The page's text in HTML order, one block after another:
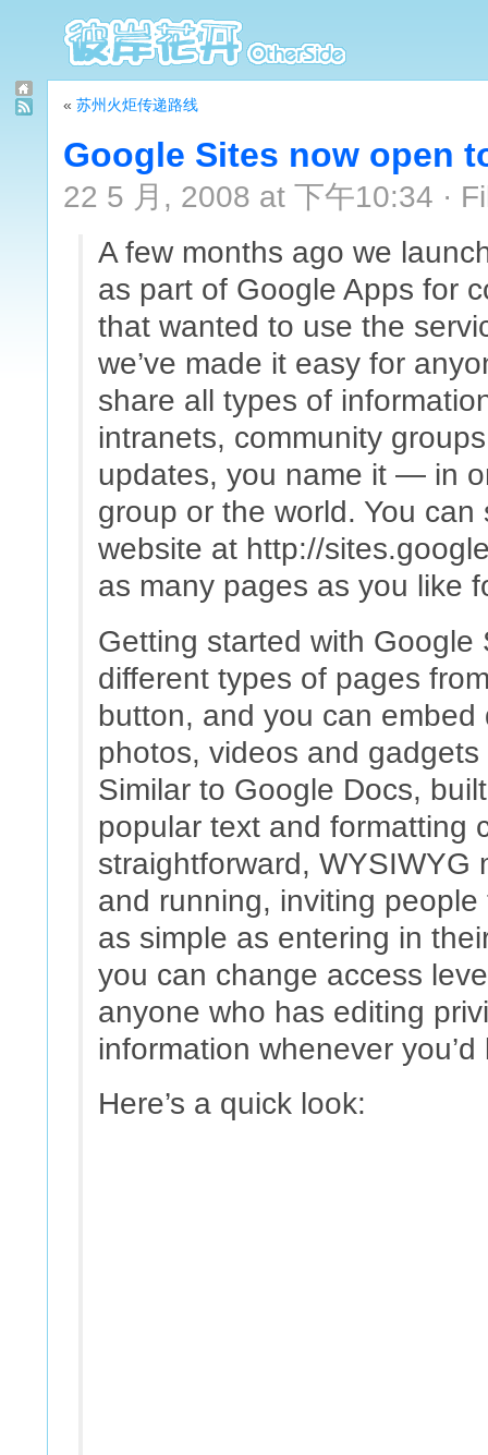
« 苏州火炬传递路线
Google Sites now open
22 5 月, 2008 at 下午10:34 ·
A few months ago we
as part of Google Apps for
that wanted to use the
we’ve made it easy for
share all types of
intranets, community
updates, you name it — in
group or the world. You
website at http://
as many pages as you like
Getting started with Google
different types of pages
button, and you can
photos, videos and
Similar to Google Docs,
popular text and formatting
straightforward, WYSIWYG
and running, inviting
as simple as entering in
you can change access
anyone who has editing
information whenever you’d
Here’s a quick look: